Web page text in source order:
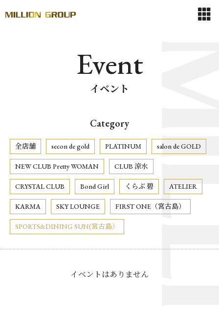
Event
イベント
Category
全店舗 secon de gold PLATINUM salon de GOLD
NEW CLUB Pretty WOMAN CLUB 涼水
CRYSTAL CLUB Bond Girl くらぶ 碧 ATELIER
KARMA SKY LOUNGE FIRST ONE（宮古島）
SPORTS&DINING SUN(宮古島）
イベントはありません